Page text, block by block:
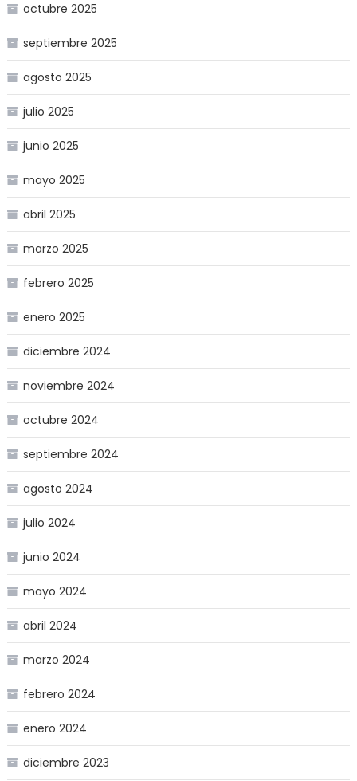
octubre 2025
septiembre 2025
agosto 2025
julio 2025
junio 2025
mayo 2025
abril 2025
marzo 2025
febrero 2025
enero 2025
diciembre 2024
noviembre 2024
octubre 2024
septiembre 2024
agosto 2024
julio 2024
junio 2024
mayo 2024
abril 2024
marzo 2024
febrero 2024
enero 2024
diciembre 2023